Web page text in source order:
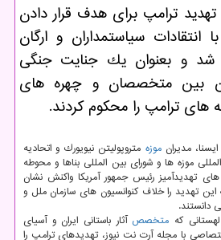
ترامپ برای هدف قرار دادن
انتقادات سیاستمداران و ارگان
شد و بعنوان یك جنایت جنگی
بین متخصصان و چهره های
های ترامپ را محكوم كردند.
مدیرانموزه متروپولیتن نیویورك و اتحادیه
موزه ها و شورای بین المللی بناها و محوطه
تهدیدآمیز رئیس جمهور آمریكا واكنش نشان
این تهدید را خلاف كنوانسیون های سازمان ملل و
دانستند.
كه متخصص آثار باستانی ایران و آسیای
با مجله آرت نت نیوز، تهدیدهای ترامپ را